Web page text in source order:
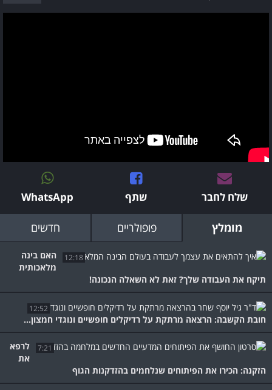
שלח לחבר שתף WhatsApp
מומלץ פופולריים חדשים
12:18
האם בינה
מלאכותית
תיקח את העבודה שלך? זאת לא השאלה הנכונה!
12:52
חובת הקשבה: הרצאה מרתקת על רדיקלים חופשיים ונוגדי חמצון...
7:21
לרפא
את
הזקנה: הכירו את הפיתוחים שנלחמים בהזדקנות הגוף